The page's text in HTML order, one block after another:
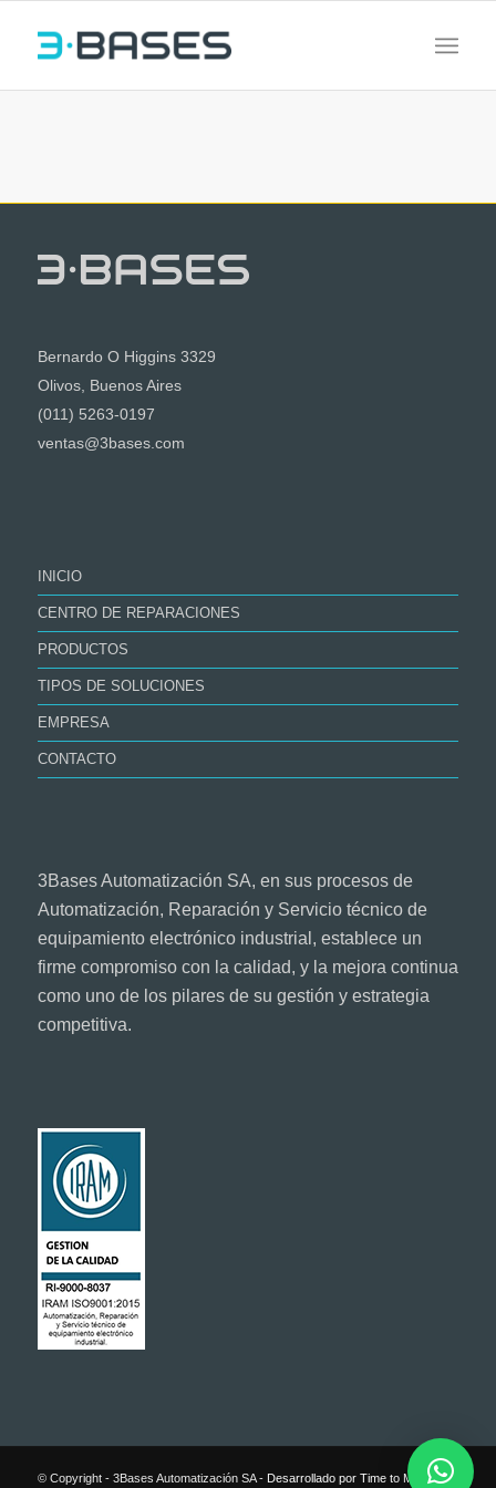
Bernardo O Higgins 3329
Olivos, Buenos Aires
(011) 5263-0197
ventas@3bases.com
INICIO
CENTRO DE REPARACIONES
PRODUCTOS
TIPOS DE SOLUCIONES
EMPRESA
CONTACTO
3Bases Automatización SA, en sus procesos de
Automatización, Reparación y Servicio técnico de
equipamiento electrónico industrial, establece un
firme compromiso con la calidad, y la mejora continua
como uno de los pilares de su gestión y estrategia
competitiva.
© Copyright - 3Bases Automatización SA - Desarrollado por Time to Market